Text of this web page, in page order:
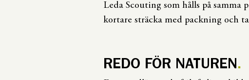
Leda Scouting som hålls på
kortare sträcka med packning och
REDO FÖR NATUREN